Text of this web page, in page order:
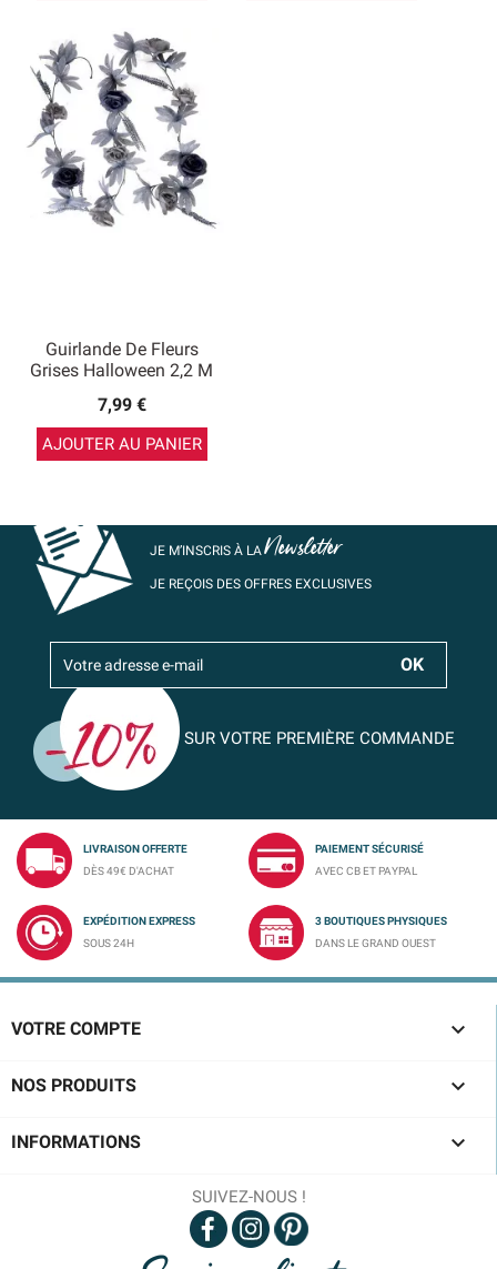
Guirlande De Fleurs
Grises Halloween 2,2 M
7,99 €
AJOUTER AU PANIER
JE M’INSCRIS À LANewsletter
JE REÇOIS DES OFFRES EXCLUSIVES
SUR VOTRE PREMIÈRE COMMANDE
LIVRAISON OFFERTE
DÈS 49€ D'ACHAT
PAIEMENT SÉCURISÉ
AVEC CB ET PAYPAL
EXPÉDITION EXPRESS
SOUS 24H
3 BOUTIQUES PHYSIQUES
DANS LE GRAND OUEST
VOTRE COMPTE 
NOS PRODUITS 
INFORMATIONS 
SUIVEZ-NOUS !